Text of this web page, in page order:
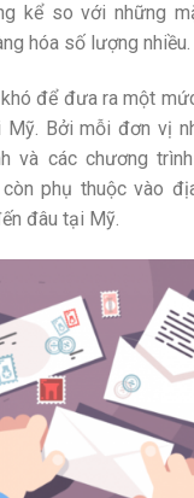
kể so với những
hóa số lượng nhiều.
để đưa ra một
Bởi mỗi đơn vị
và các chương
còn phụ thuộc vào
đâu tại Mỹ.